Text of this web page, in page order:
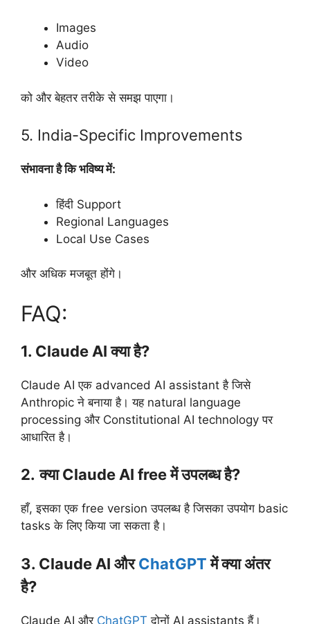
Images
Audio
Video
को और बेहतर तरीके से समझ पाएगा।
5. India-Specific Improvements
संभावना है कि भविष्य में:
हिंदी Support
Regional Languages
Local Use Cases
और अधिक मजबूत होंगे।
FAQ:
1. Claude AI क्या है?
Claude AI एक advanced AI assistant है जिसे
Anthropic ने बनाया है। यह natural language
processing और Constitutional AI technology पर
आधारित है।
2. क्या Claude AI free में उपलब्ध है?
हाँ, इसका एक free version उपलब्ध है जिसका उपयोग basic
tasks के लिए किया जा सकता है।
3. Claude AI औरChatGPTमें क्या अंतर
है?
Claude AI और ChatGPT दोनों AI assistants हैं।